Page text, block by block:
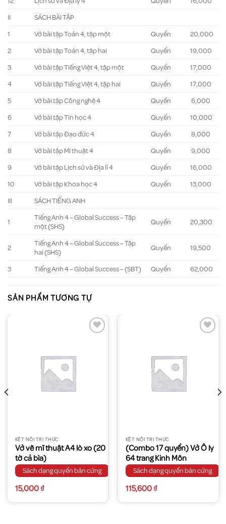
II
SÁCH BÀI TẬP
1
Vở bài tập Toán 4, tập một Quyển
20,000
2
Vở bài tập Toán 4, tập hai Quyển
19,000
3
Vở bài tập Tiếng Việt 4, tập một Quyển
17,000
4
Vở bài tập Tiếng Việt 4, tập hai Quyển
17,000
5
Vở bài tập Công nghệ 4 Quyển
6,000
6
Vở bài tập Tin học 4 Quyển
10,000
7
Vở bài tập Đạo đức 4 Quyển
8,000
8
Vở bài tập Mĩ thuật 4 Quyển
9,000
9
Vở bài tập Lịch sử và Địa lí 4 Quyển
16,000
10
Vở bài tập Khoa học 4 Quyển
13,000
III
SÁCH TIẾNG ANH
1
Tiếng Anh 4 – Global Success – Tập
một (SHS)
Quyển 20,300
2
Tiếng Anh 4 – Global Success – Tập
hai (SHS)
Quyển 19,500
3 Tiếng Anh 4 – Global Success – (SBT) Quyển 62,000
SẢN PHẨM TƯƠNG TỰ
KẾT NỐI TRI THỨC
Vở vẽ mĩ thuật A4 lò xo (20
tờ cả bìa)
Sách dạng quyển bản cứng
15,000₫
KẾT NỐI TRI THỨC
(Combo 17 quyển) Vở Ô ly
64 trang Kinh Môn
Sách dạng quyển bản cứng
115,600₫